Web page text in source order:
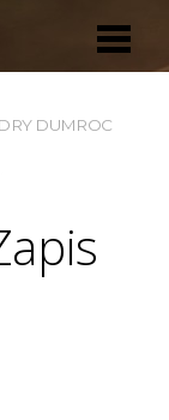
DUMROC